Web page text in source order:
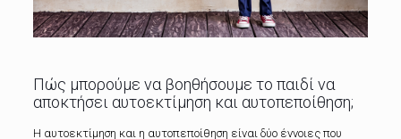
Πώς μπορούμε να βοηθήσουμε το παιδί να
αποκτήσει αυτοεκτίμηση και αυτοπεποίθηση;
Η αυτοεκτίμηση και η αυτοπεποίθηση είναι δύο έννοιες που